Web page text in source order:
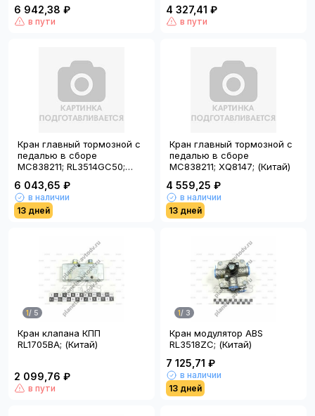
6 942,38 ₽
в пути
4 327,41 ₽
в пути
Кран главный тормозной с
педалью в сборе
MC838211; RL3514GC50;
6 043,65 ₽
в наличии
13 дней
Кран главный тормозной с
педалью в сборе
MC838211; XQ8147; (Китай)
4 559,25 ₽
в наличии
13 дней
1/ 5
Кран клапана КПП
RL1705BA; (Китай)
2 099,76 ₽
в пути
1/ 3
Кран модулятор ABS
RL3518ZC; (Китай)
7 125,71 ₽
в наличии
13 дней